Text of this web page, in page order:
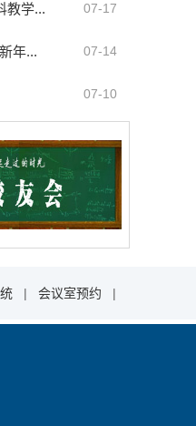
07-17
教学...
07-14
年...
07-10
| 会议室预约 |